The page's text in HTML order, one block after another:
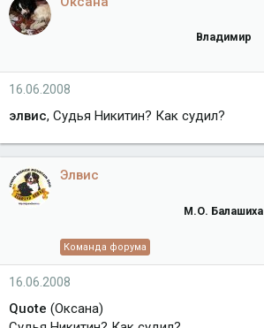
Владимир
16.06.2008
элвис, Судья Никитин? Как судил?
Элвис
М.О. Балашиха
Команда форума
16.06.2008
Quote (Оксана)